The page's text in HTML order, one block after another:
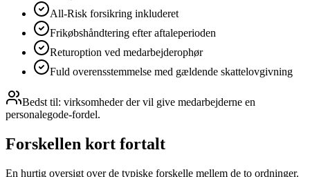
All-Risk forsikring inkluderet
Frikøbshåndtering efter aftaleperioden
Returoption ved medarbejderophør
Fuld overensstemmelse med gældende skattelovgivning
Bedst til: virksomheder der vil give medarbejderne en
personalegode-fordel.
Forskellen kort fortalt
En hurtig oversigt over de typiske forskelle mellem de to ordninger.